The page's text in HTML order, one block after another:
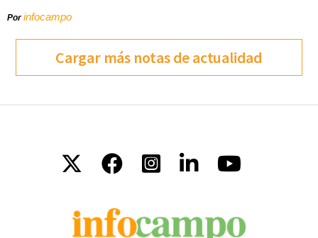
Porinfocampo
Cargar más notas de actualidad